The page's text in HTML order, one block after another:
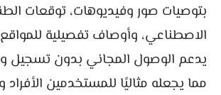
بتوصيات صور وفيديوهات، توقعات
الاصطناعي، وأوصاف تفصيلية
يدعم الوصول المجاني بدون تسجيل
مما يجعله مثاليًا للمستخدمين الأفراد